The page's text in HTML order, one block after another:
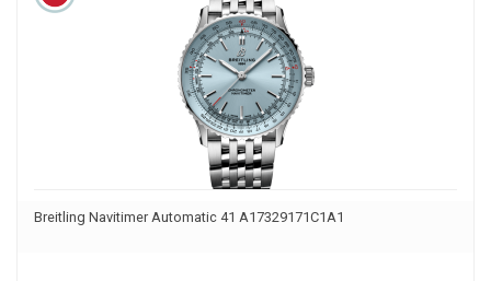
Breitling Navitimer Automatic 41 A17329171C1A1